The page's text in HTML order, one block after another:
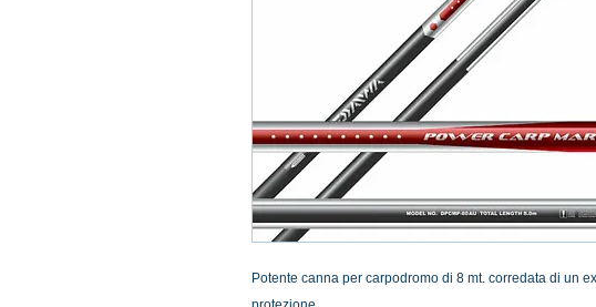
Potente canna per carpodromo di 8 mt. corredata di un